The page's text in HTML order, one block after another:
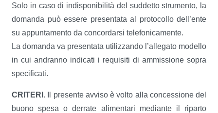
Solo in caso di indisponibilità del suddetto strumento, la
domanda può essere presentata al protocollo dell’ente
su appuntamento da concordarsi telefonicamente.
La domanda va presentata utilizzando l’allegato modello
in cui andranno indicati i requisiti di ammissione sopra
specificati.
CRITERI. Il presente avviso è volto alla concessione del
buono spesa o derrate alimentari mediante il riparto